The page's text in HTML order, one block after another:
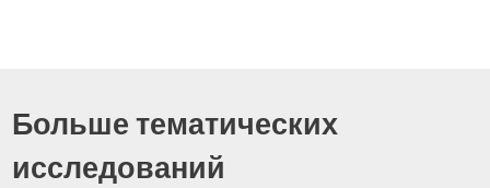
Больше тематических
исследований